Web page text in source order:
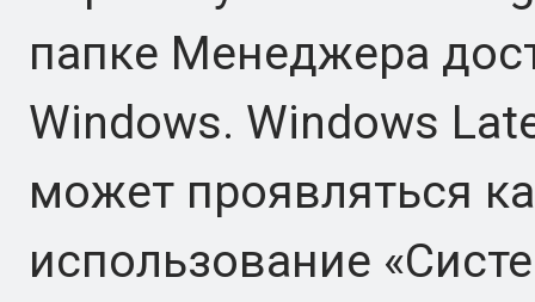
папке Менеджера
Windows. Windows
может проявляться
использование